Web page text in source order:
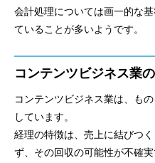
会計処理については画一的な
ていることが多いようです。
コンテンツビジネス業
コンテンツビジネス業は、も
しています。
経理の特徴は、売上に結びつ
ず、その回収の可能性が不確